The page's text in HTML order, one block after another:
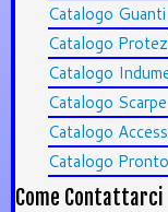
Catalogo Guanti
Catalogo
Catalogo
Catalogo
Catalogo
Catalogo
Come Contattarci